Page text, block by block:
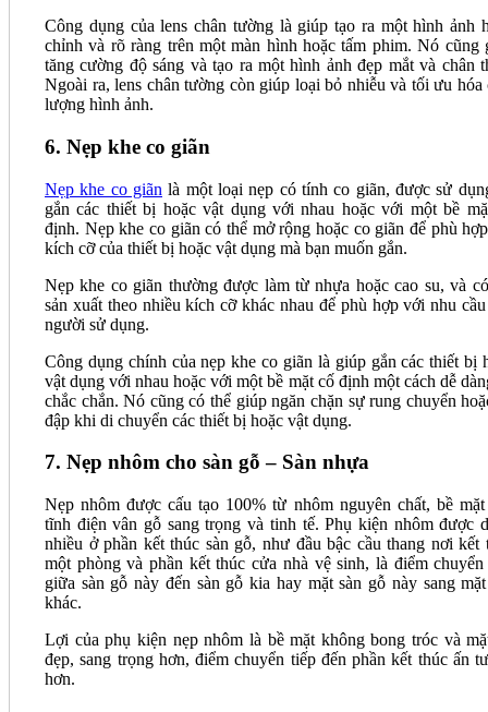
Công dụng của lens chân tường là giúp tạo ra một hình ảnh
chỉnh và rõ ràng trên một màn hình hoặc tấm phim. Nó cũng
tăng cường độ sáng và tạo ra một hình ảnh đẹp mắt và chân
Ngoài ra, lens chân tường còn giúp loại bỏ nhiễu và tối ưu hóa
lượng hình ảnh.
6. Nẹp khe co giãn
Nẹp khe co giãn là một loại nẹp có tính co giãn, được sử
gắn các thiết bị hoặc vật dụng với nhau hoặc với một bề
định. Nẹp khe co giãn có thể mở rộng hoặc co giãn để phù
kích cỡ của thiết bị hoặc vật dụng mà bạn muốn gắn.
Nẹp khe co giãn thường được làm từ nhựa hoặc cao su, và
sản xuất theo nhiều kích cỡ khác nhau để phù hợp với nhu
người sử dụng.
Công dụng chính của nẹp khe co giãn là giúp gắn các thiết bị
vật dụng với nhau hoặc với một bề mặt cố định một cách dễ
chắc chắn. Nó cũng có thể giúp ngăn chặn sự rung chuyển
đập khi di chuyển các thiết bị hoặc vật dụng.
7. Nẹp nhôm cho sàn gỗ – Sàn nhựa
Nẹp nhôm được cấu tạo 100% từ nhôm nguyên chất, bề mặt
tĩnh điện vân gỗ sang trọng và tinh tế. Phụ kiện nhôm được
nhiều ở phần kết thúc sàn gỗ, như đầu bậc cầu thang nơi kết
một phòng và phần kết thúc cửa nhà vệ sinh, là điểm chuyển
giữa sàn gỗ này đến sàn gỗ kia hay mặt sàn gỗ này sang
khác.
Lợi của phụ kiện nẹp nhôm là bề mặt không bong tróc và
đẹp, sang trọng hơn, điểm chuyển tiếp đến phần kết thúc ấn
hơn.